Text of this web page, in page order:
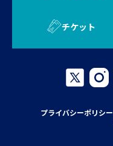
チケット
プライバシーポリシー